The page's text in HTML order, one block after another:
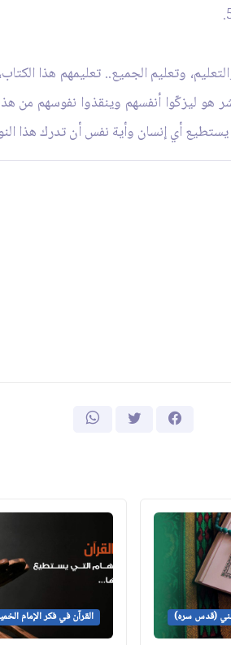
وتعليم الجميع.. تعليمهم هذا
هو ليزكّوا أنفسهم وينقذوا نفوسهم من
أي إنسان وأية نفس أن تدرك هذا
(قدس سره) القرآن في فكر الإمام